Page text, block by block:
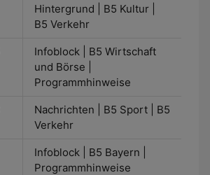
Hintergrund | B5 Kultur |
B5 Verkehr
Infoblock | B5 Wirtschaft
und Börse |
Programmhinweise
Nachrichten | B5 Sport | B5
Verkehr
Infoblock | B5 Bayern |
Programmhinweise